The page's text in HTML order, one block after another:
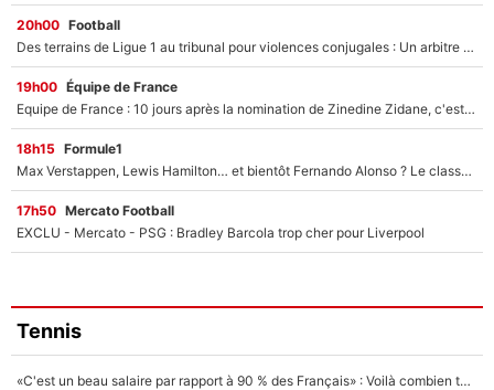
20h00 Football
Des terrains de Ligue 1 au tribunal pour violences conjugales : Un arbitre français encourt une peine de 18 mois de prison !
19h00 Équipe de France
Equipe de France : 10 jours après la nomination de Zinedine Zidane, c'est au tour de son fils de prendre un nouveau départ !
18h15 Formule1
Max Verstappen, Lewis Hamilton… et bientôt Fernando Alonso ? Le classement des pilotes les mieux payés en Formule 1 risque de changer !
17h50 Mercato Football
EXCLU - Mercato - PSG : Bradley Barcola trop cher pour Liverpool
Tennis
«C'est un beau salaire par rapport à 90 % des Français» : Voilà combien touchait Nelson Monfort sur France Télévisions avant de rejoindre CNews